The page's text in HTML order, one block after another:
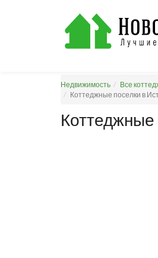
Недвижимость Все
Коттеджные поселки в
Коттеджные